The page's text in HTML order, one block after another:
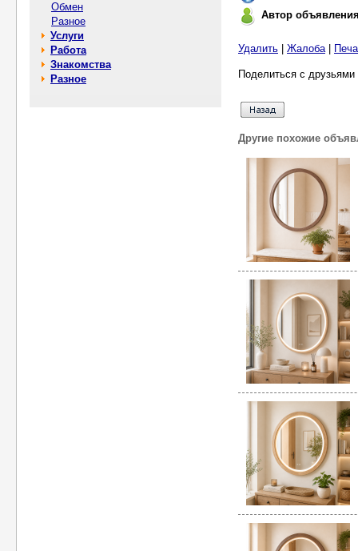
Обмен
Разное
Услуги
Работа
Знакомства
Разное
Автор
Удалить Жалоба|
Поделиться с
Другие похожие